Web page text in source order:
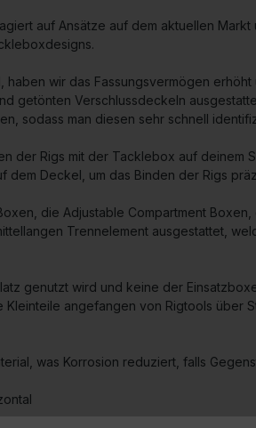
auf Ansätze auf dem aktuellen
wir das Fassungsvermögen
getönten Verschlussdeckeln
sodass man diesen sehr schnell
der Rigs mit der Tacklebox auf
Deckel, um das Binden der Rigs
die Adjustable Compartment
Trennelement ausgestattet,
genutzt wird und keine der
angefangen von Rigtools über
was Korrosion reduziert, falls